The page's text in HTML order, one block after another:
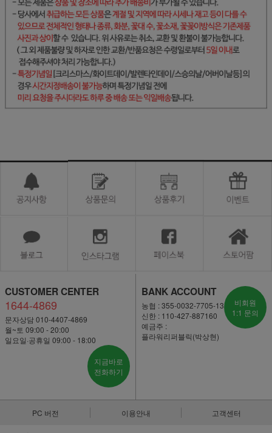
CUSTOMER CENTER
1644-4869
문자상담 010-4407-4869
월~토 09:00 - 20:00
일요일·공휴일 09:00 - 18:00
지금바로
전화하기
BANK ACCOUNT
농협 : 355-0032-7705-13
신한 : 110-427-887160
예금주 :
플라워리퍼블릭(박상현)
비회원
1:1 문의
PC 버전 이용안내 고객센터